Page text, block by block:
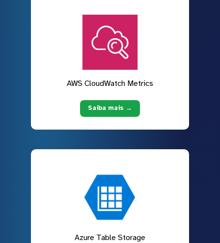
AWS CloudWatch Metrics
Saiba mais →
Azure Table Storage